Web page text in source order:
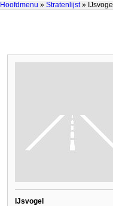
Hoofdmenu » Stratenlijst» IJsvogel
IJsvogel